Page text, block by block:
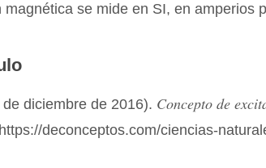
magnética se mide en SI, en amperios
diciembre de 2016). Concepto de
deconceptos.com/ciencias-